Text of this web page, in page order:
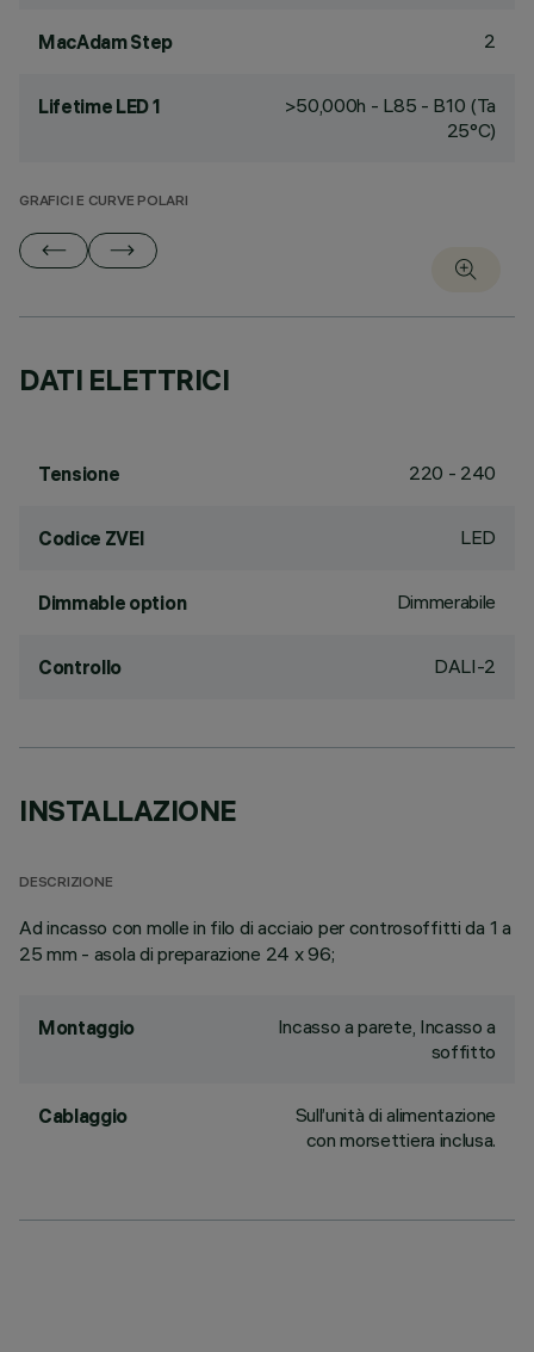
MacAdam Step 2
Lifetime LED 1
>50,000h - L85 - B10 (Ta
25°C)
GRAFICI E CURVE POLARI
DATI ELETTRICI
Tensione 220 - 240
Codice ZVEI LED
Dimmable option Dimmerabile
Controllo DALI-2
INSTALLAZIONE
DESCRIZIONE
Ad incasso con molle in filo di acciaio per controsoffitti da 1 a
25 mm - asola di preparazione 24 x 96;
Montaggio
Incasso a parete, Incasso a
soffitto
Cablaggio
Sull’unità di alimentazione
con morsettiera inclusa.